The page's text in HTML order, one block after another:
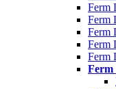
Ferm
Ferm
Ferm
Ferm
Ferm